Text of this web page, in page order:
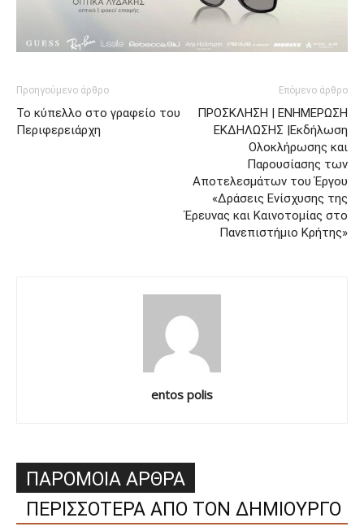
Προηγούμενο άρθρο
Το κύπελλο στο γραφείο του
Περιφερειάρχη
Επόμενο άρθρο
ΠΡΟΣΚΛΗΣΗ | ΕΝΗΜΕΡΩΣΗ
ΕΚΔΗΛΩΣΗΣ |Εκδήλωση
Ολοκλήρωσης και
Παρουσίασης των
Αποτελεσμάτων του Έργου
«Δράσεις Ενίσχυσης της
Έρευνας και Καινοτομίας στο
Πανεπιστήμιο Κρήτης»
entos polis
ΠΑΡΟΜΟΙΑ ΑΡΘΡΑ
ΠΕΡΙΣΣΟΤΕΡΑ ΑΠΟ ΤΟΝ ΔΗΜΙΟΥΡΓΟ